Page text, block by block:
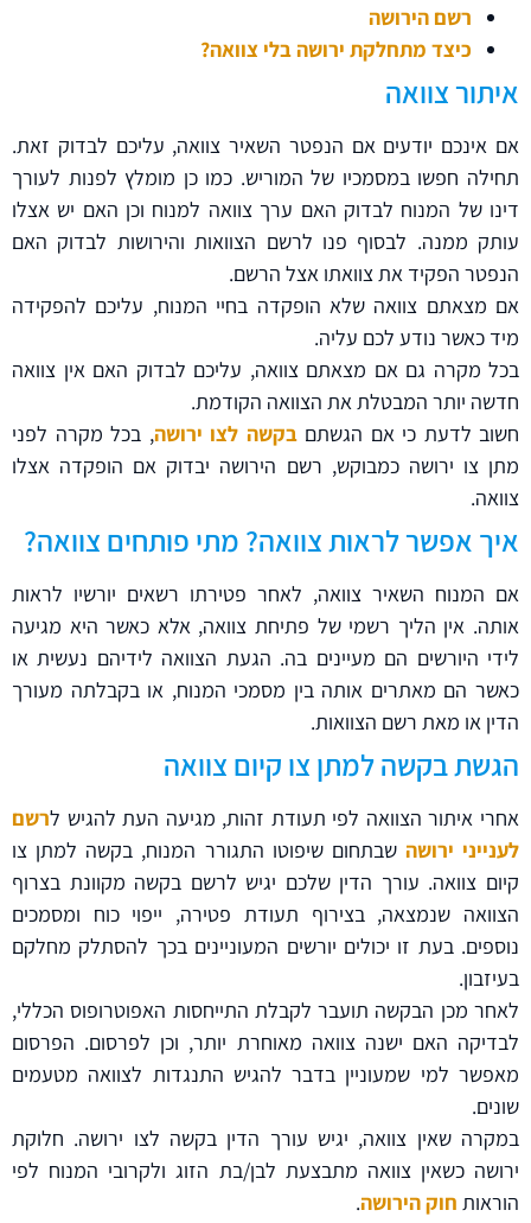
רשם הירושה
כיצד מתחלקת ירושה בלי צוואה?
איתור צוואה
אם אינכם יודעים אם הנפטר השאיר צוואה, עליכם לבדוק זאת.
תחילה חפשו במסמכיו של המוריש. כמו כן מומלץ לפנות לעורך
דינו של המנוח לבדוק האם ערך צוואה למנוח וכן האם יש אצלו
עותק ממנה. לבסוף פנו לרשם הצוואות והירושות לבדוק האם
הנפטר הפקיד את צוואתו אצל הרשם.
אם מצאתם צוואה שלא הופקדה בחיי המנוח, עליכם להפקידה
מיד כאשר נודע לכם עליה.
בכל מקרה גם אם מצאתם צוואה, עליכם לבדוק האם אין צוואה
חדשה יותר המבטלת את הצוואה הקודמת.
חשוב לדעת כי אם הגשתםבקשה לצו ירושה, בכל מקרה לפני
מתן צו ירושה כמבוקש, רשם הירושה יבדוק אם הופקדה אצלו
צוואה.
איך אפשר לראות צוואה? מתי פותחים צוואה?
אם המנוח השאיר צוואה, לאחר פטירתו רשאים יורשיו לראות
אותה. אין הליך רשמי של פתיחת צוואה, אלא כאשר היא מגיעה
לידי היורשים הם מעיינים בה. הגעת הצוואה לידיהם נעשית או
כאשר הם מאתרים אותה בין מסמכי המנוח, או בקבלתה מעורך
הדין או מאת רשם הצוואות.
הגשת בקשה למתן צו קיום צוואה
אחרי איתור הצוואה לפי תעודת זהות, מגיעה העת להגיש לרשם
לענייני ירושה שבתחום שיפוטו התגורר המנוח, בקשה למתן צו
קיום צוואה. עורך הדין שלכם יגיש לרשם בקשה מקוונת בצרוף
הצוואה שנמצאה, בצירוף תעודת פטירה, ייפוי כוח ומסמכים
נוספים. בעת זו יכולים יורשים המעוניינים בכך להסתלק מחלקם
בעיזבון.
לאחר מכן הבקשה תועבר לקבלת התייחסות האפוטרופוס הכללי,
לבדיקה האם ישנה צוואה מאוחרת יותר, וכן לפרסום. הפרסום
מאפשר למי שמעוניין בדבר להגיש התנגדות לצוואה מטעמים
שונים.
במקרה שאין צוואה, יגיש עורך הדין בקשה לצו ירושה. חלוקת
ירושה כשאין צוואה מתבצעת לבן/בת הזוג ולקרובי המנוח לפי
הוראות חוק הירושה.